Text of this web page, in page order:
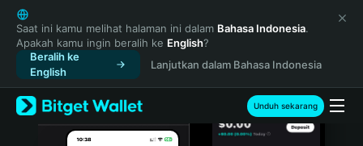
English
日本語
Tiếng Việt
Русский
Español (Latinoamérica)
Türkçe
Italiano
Saat ini kamu melihat halaman ini dalam Bahasa Indonesia.
Apakah kamu ingin beralih ke English?
Beralih ke
English
Lanjutkan dalam Bahasa Indonesia
Unduh sekarang